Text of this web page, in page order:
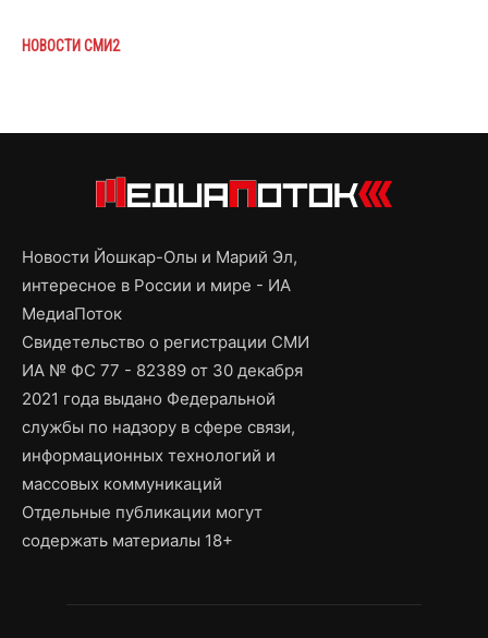
НОВОСТИ СМИ2
Новости Йошкар-Олы и Марий Эл,
интересное в России и мире - ИА
МедиаПоток
Свидетельство о регистрации СМИ
ИА № ФС 77 - 82389 от 30 декабря
2021 года выдано Федеральной
службы по надзору в сфере связи,
информационных технологий и
массовых коммуникаций
Отдельные публикации могут
содержать материалы 18+